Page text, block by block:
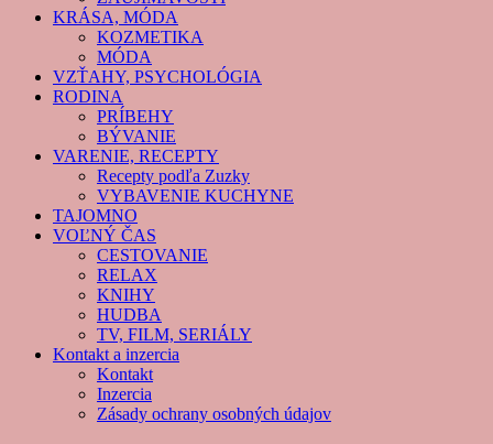
KRÁSA, MÓDA
KOZMETIKA
MÓDA
VZŤAHY, PSYCHOLÓGIA
RODINA
PRÍBEHY
BÝVANIE
VARENIE, RECEPTY
Recepty podľa Zuzky
VYBAVENIE KUCHYNE
TAJOMNO
VOĽNÝ ČAS
CESTOVANIE
RELAX
KNIHY
HUDBA
TV, FILM, SERIÁLY
Kontakt a inzercia
Kontakt
Inzercia
Zásady ochrany osobných údajov